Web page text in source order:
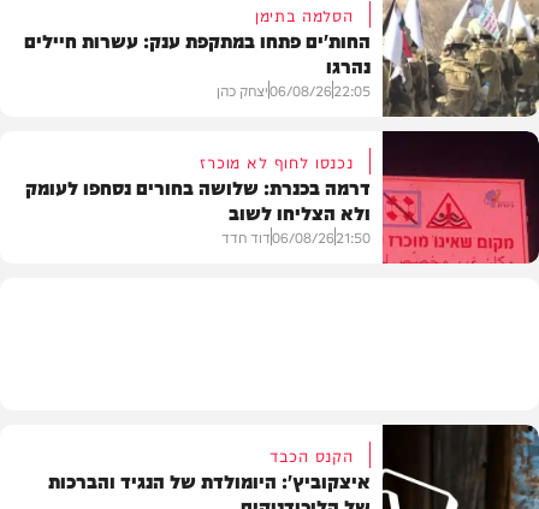
צבא וביטחון
בעולם
הסלמה בתימן
החות'ים פתחו במתקפת ענק: עשרות חיילים
נהרגו
22:05
06/08/26יצחק כהן
נכנסו לחוף לא מוכרז
דרמה בכנרת: שלושה בחורים נסחפו לעומק
ולא הצליחו לשוב
21:50
06/08/26דוד חדד
הקנס הכבד
איצקוביץ': היומולדת של הנגיד והברכות